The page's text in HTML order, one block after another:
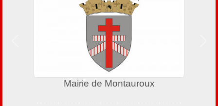
Mairie de Montauroux